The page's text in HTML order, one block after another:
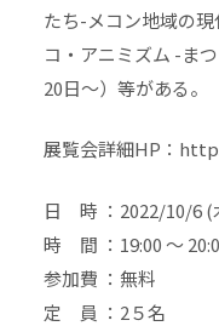
たち-メコン地域の
コ・アニミズム -ま
20日〜）等がある。
展覧会詳細HP：
日 時 ：2022/10/6 (
時 間 ：19:00 〜
参加費 ：無料
定 員 ：2５名